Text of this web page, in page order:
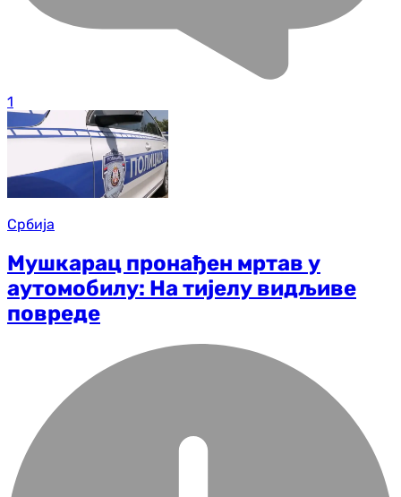
1
Србија
Мушкарац пронађен мртав у
аутомобилу: На тијелу видљиве
повреде